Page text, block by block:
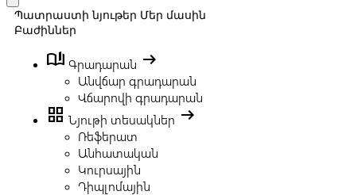
Պատրաստի նյութեր Մեր մասին
Բաժիններ
book_ribbon Գրադարան arrow_right_alt
Անվճար գրադարան
Վճարովի գրադարան
grid_view Նյութի տեսակներ arrow_right_alt
Ռեֆերատ
Անհատական
Կուրսային
Դիպլոմային